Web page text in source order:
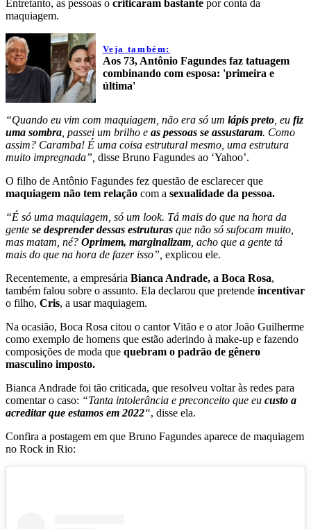
Entretanto, as pessoas o criticaram bastante por conta da
maquiagem.
Veja também:
Aos 73, Antônio Fagundes faz tatuagem
combinando com esposa: 'primeira e
última'
“Quando eu vim com maquiagem, não era só um lápis preto , eu fiz
uma sombra , passei um brilho e as pessoas se assustaram. Como
assim? Caramba! É uma coisa estrutural mesmo, uma estrutura
muito impregnada”, disse Bruno Fagundes ao ‘Yahoo’.
O filho de Antônio Fagundes fez questão de esclarecer que
maquiagem não tem relação com a sexualidade da pessoa.
“É só uma maquiagem, só um look. Tá mais do que na hora da
gente se desprender dessas estruturas que não só sufocam muito,
mas matam, né? Oprimem, marginalizam , acho que a gente tá
mais do que na hora de fazer isso”, explicou ele.
Recentemente, a empresária Bianca Andrade, a Boca Rosa,
também falou sobre o assunto. Ela declarou que pretende incentivar
o filho, Cris, a usar maquiagem.
Na ocasião, Boca Rosa citou o cantor Vitão e o ator João Guilherme
como exemplo de homens que estão aderindo à make-up e fazendo
composições de moda que quebram o padrão de gênero
masculino imposto.
Bianca Andrade foi tão criticada, que resolveu voltar às redes para
comentar o caso: “Tanta intolerância e preconceito que eu custo a
acreditar que estamos em 2022“, disse ela.
Confira a postagem em que Bruno Fagundes aparece de maquiagem
no Rock in Rio: